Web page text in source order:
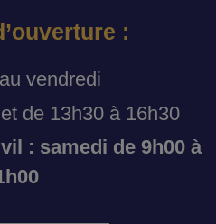
:
vendredi
de 13h30 à 16h30
: samedi de 9h00 à